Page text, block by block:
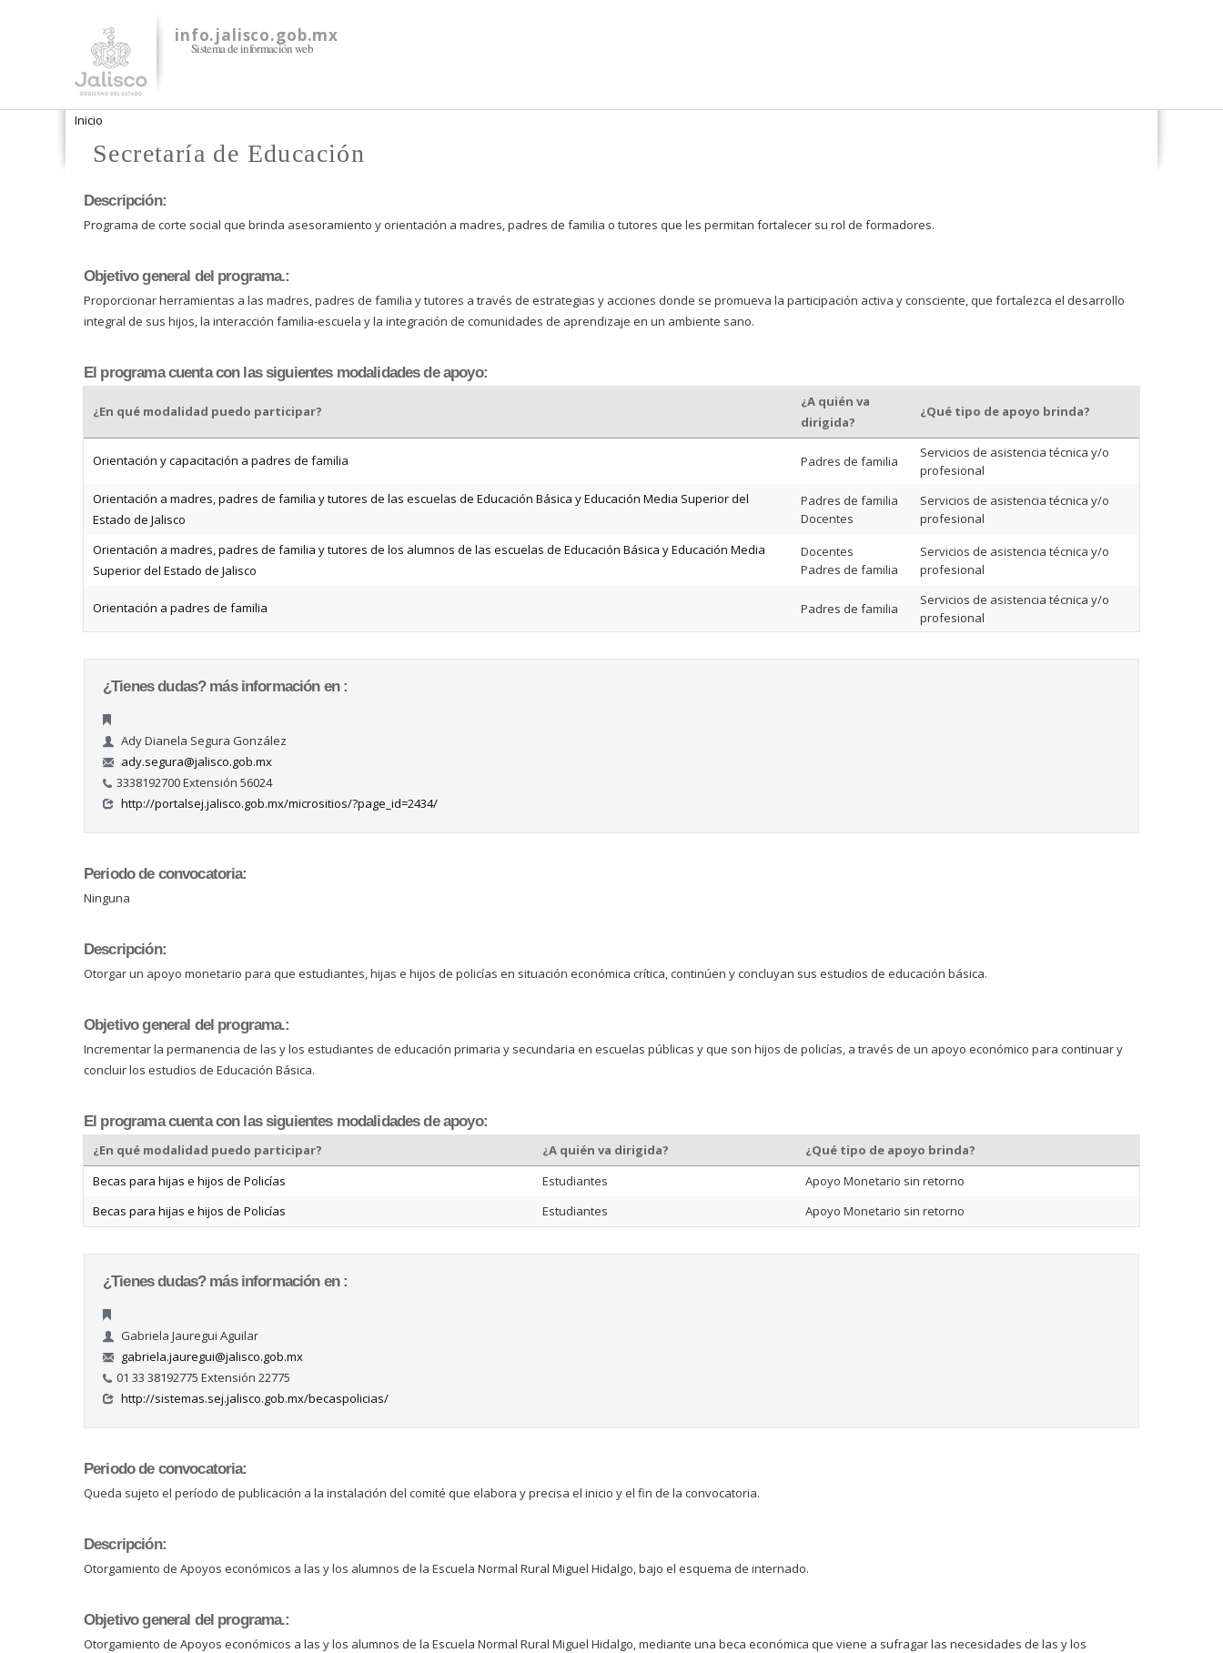
info.jalisco.gob.mx
Sistema de información web
Se encuentra usted aquí
Inicio
Secretaría de Educación
Descripción:
Programa de corte social que brinda asesoramiento y orientación a madres, padres de familia o tutores que les permitan fortalecer su rol de formadores.
Objetivo general del programa.:
Proporcionar herramientas a las madres, padres de familia y tutores a través de estrategias y acciones donde se promueva la participación activa y consciente, que fortalezca el desarrollo
integral de sus hijos, la interacción familia-escuela y la integración de comunidades de aprendizaje en un ambiente sano.
El programa cuenta con las siguientes modalidades de apoyo:
¿En qué modalidad puedo participar?
¿A quién va
dirigida?
¿Qué tipo de apoyo brinda?
Orientación y capacitación a padres de familia Padres de familia
Servicios de asistencia técnica y/o
profesional
Orientación a madres, padres de familia y tutores de las escuelas de Educación Básica y Educación Media Superior del
Estado de Jalisco
Padres de familia
Docentes
Servicios de asistencia técnica y/o
profesional
Orientación a madres, padres de familia y tutores de los alumnos de las escuelas de Educación Básica y Educación Media
Superior del Estado de Jalisco
Docentes
Padres de familia
Servicios de asistencia técnica y/o
profesional
Orientación a padres de familia Padres de familia
Servicios de asistencia técnica y/o
profesional
¿Tienes dudas? más información en :
Ady Dianela Segura González
ady.segura@jalisco.gob.mx
3338192700 Extensión 56024
http://portalsej.jalisco.gob.mx/micrositios/?page_id=2434/
Periodo de convocatoria:
Ninguna
Descripción:
Otorgar un apoyo monetario para que estudiantes, hijas e hijos de policías en situación económica crítica, continúen y concluyan sus estudios de educación básica.
Objetivo general del programa.:
Incrementar la permanencia de las y los estudiantes de educación primaria y secundaria en escuelas públicas y que son hijos de policías, a través de un apoyo económico para continuar y
concluir los estudios de Educación Básica.
El programa cuenta con las siguientes modalidades de apoyo:
¿En qué modalidad puedo participar? ¿A quién va dirigida?
¿Qué tipo de apoyo brinda?
Becas para hijas e hijos de Policías
Estudiantes
Apoyo Monetario sin retorno
Becas para hijas e hijos de Policías
Estudiantes Apoyo Monetario sin retorno
¿Tienes dudas? más información en :
Gabriela Jauregui Aguilar
gabriela.jauregui@jalisco.gob.mx
01 33 38192775 Extensión 22775
http://sistemas.sej.jalisco.gob.mx/becaspolicias/
Periodo de convocatoria:
Queda sujeto el período de publicación a la instalación del comité que elabora y precisa el inicio y el fin de la convocatoria.
Descripción:
Otorgamiento de Apoyos económicos a las y los alumnos de la Escuela Normal Rural Miguel Hidalgo, bajo el esquema de internado.
Objetivo general del programa.:
Otorgamiento de Apoyos económicos a las y los alumnos de la Escuela Normal Rural Miguel Hidalgo, mediante una beca económica que viene a sufragar las necesidades de las y los